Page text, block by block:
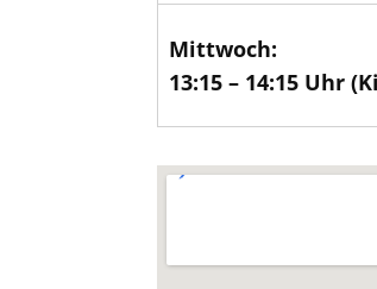
Mittwoch:
13:15 – 14:15 Uhr